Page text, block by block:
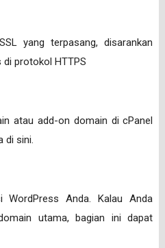
yang terpasang, disarankan
protokol HTTPS
atau add-on domain di cPanel
di sini.
WordPress Anda. Kalau Anda
utama, bagian ini dapat